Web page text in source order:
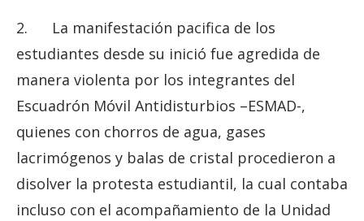
2. La manifestación pacifica de los
estudiantes desde su inició fue agredida de
manera violenta por los integrantes del
Escuadrón Móvil Antidisturbios –ESMAD-,
quienes con chorros de agua, gases
lacrimógenos y balas de cristal procedieron a
disolver la protesta estudiantil, la cual contaba
incluso con el acompañamiento de la Unidad